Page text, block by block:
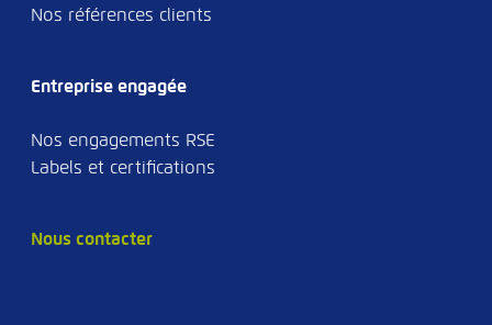
Nos références clients
Entreprise engagée
Nos engagements RSE
Labels et certifications
Nous contacter